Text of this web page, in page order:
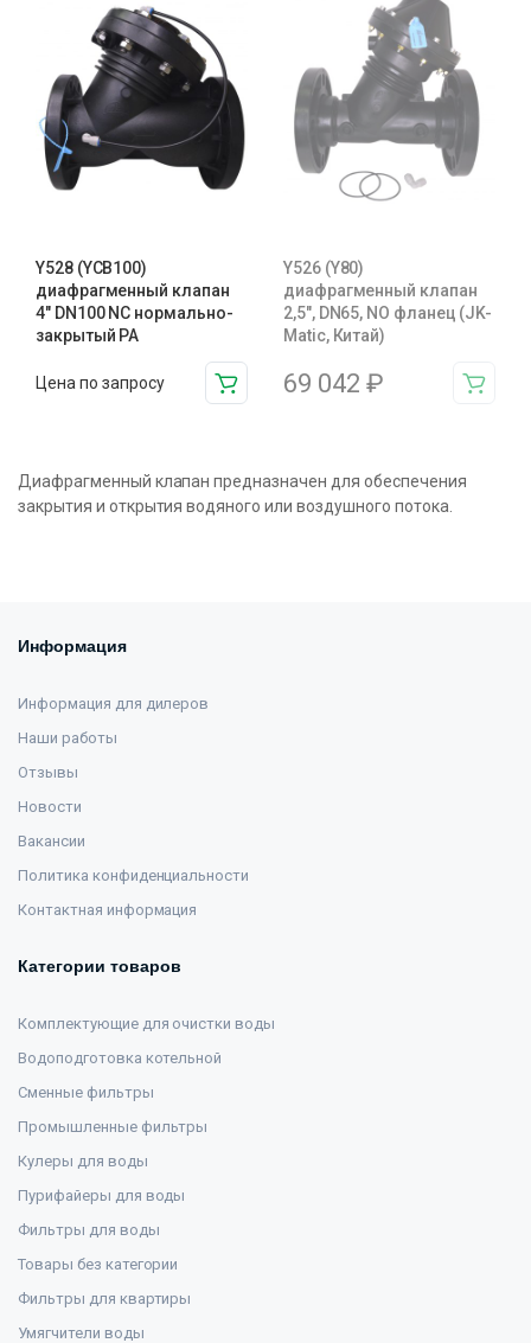
Y528 (YCB100)
диафрагменный клапан
4″ DN100 NC нормально-
закрытый PA
Цена по запросу
Y526 (Y80)
диафрагменный клапан
2,5″, DN65, NO фланец (JK-
Matic, Китай)
69 042 ₽
Диафрагменный клапан предназначен для обеспечения
закрытия и открытия водяного или воздушного потока.
Информация
Информация для дилеров
Наши работы
Отзывы
Новости
Вакансии
Политика конфиденциальности
Контактная информация
Категории товаров
Комплектующие для очистки воды
Водоподготовка котельной
Сменные фильтры
Промышленные фильтры
Кулеры для воды
Пурифайеры для воды
Фильтры для воды
Товары без категории
Фильтры для квартиры
Умягчители воды